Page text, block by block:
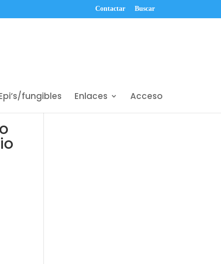
Contactar Buscar
fungibles Enlaces Acceso